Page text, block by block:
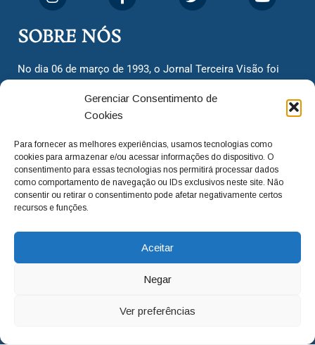
Gerenciar Consentimento de
Cookies
Para fornecer as melhores experiências, usamos tecnologias como
cookies para armazenar e/ou acessar informações do dispositivo. O
consentimento para essas tecnologias nos permitirá processar dados
como comportamento de navegação ou IDs exclusivos neste site. Não
consentir ou retirar o consentimento pode afetar negativamente certos
recursos e funções.
Aceitar
Negar
Ver preferências
SOBRE NÓS
No dia 06 de março de 1993, o Jornal Terceira Visão foi
cidadãos valinhenses, já que naquela época só existiam
dois jornais. Há mais de 30 anos, o jornal continua
com o foco de trazer as melhores notícias. Nunca
deixamos de lado as necessidades do cidadão, sempre
questionando os órgãos públicos em busca de melhorias
para a cidade e sempre cobrando resoluções para casos
adm@jtv.com.br
(19) 3929-6225